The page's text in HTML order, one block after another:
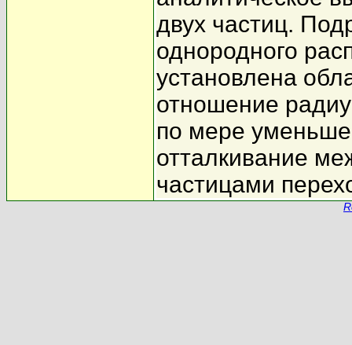
двух частиц.
однородного
установлена
отношение
по мере
отталкивание
частицами